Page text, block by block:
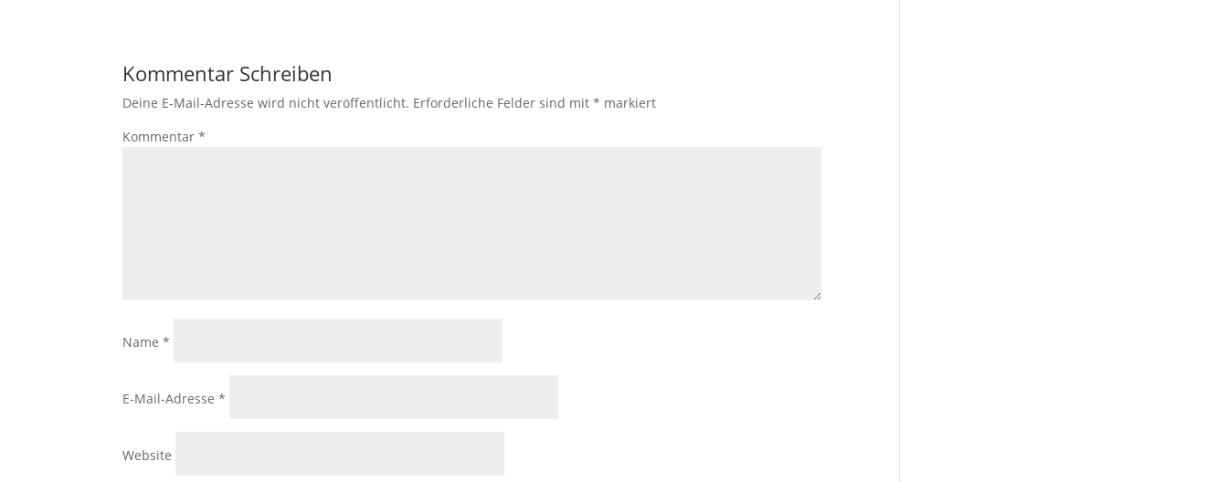
Kommentar Schreiben
Deine E-Mail-Adresse wird nicht veröffentlicht. Erforderliche Felder sind mit* markiert
Kommentar*
Name*
E-Mail-Adresse*
Website